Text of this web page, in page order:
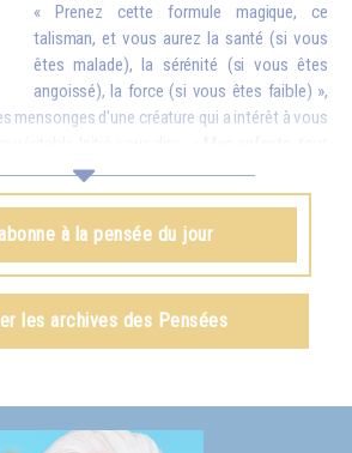
« Prenez cette formule magique, ce
talisman, et vous aurez la santé (si vous
êtes malade), la sérénité (si vous êtes
angoissé), la force (si vous êtes faible) »,
mensonges d'une créature qui a intérêt à vous
si vous faites des efforts. À ce moment-
sera tellement stable que personne ne
» Et vous devez savoir que tout ce que l'on
magiques – il est vrai qu'il en existe d'une
peut jamais être définitif. Peu de temps après,
à la pensée du jour
les archives des Pensées